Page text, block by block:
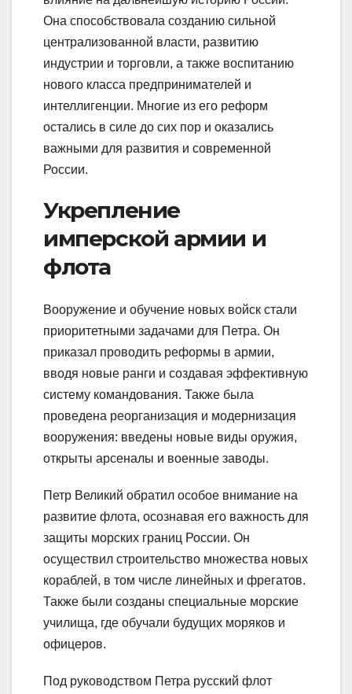
Она способствовала созданию сильной
централизованной власти, развитию
индустрии и торговли, а также воспитанию
нового класса предпринимателей и
интеллигенции. Многие из его реформ
остались в силе до сих пор и оказались
важными для развития и современной
России.
Укрепление
имперской армии и
флота
Вооружение и обучение новых войск стали
приоритетными задачами для Петра. Он
приказал проводить реформы в армии,
вводя новые ранги и создавая эффективную
систему командования. Также была
проведена реорганизация и модернизация
вооружения: введены новые виды оружия,
открыты арсеналы и военные заводы.
Петр Великий обратил особое внимание на
развитие флота, осознавая его важность для
защиты морских границ России. Он
осуществил строительство множества новых
кораблей, в том числе линейных и фрегатов.
Также были созданы специальные морские
училища, где обучали будущих моряков и
офицеров.
Под руководством Петра русский флот